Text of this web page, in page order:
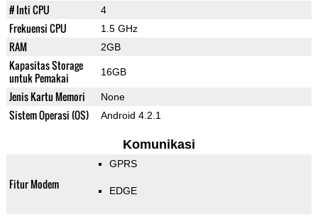
# Inti CPU 4
Frekuensi CPU 1.5 GHz
RAM 2GB
Kapasitas Storage
untuk Pemakai
16GB
Jenis Kartu Memori None
Sistem Operasi (OS) Android 4.2.1
Komunikasi
Fitur Modem
GPRS
EDGE